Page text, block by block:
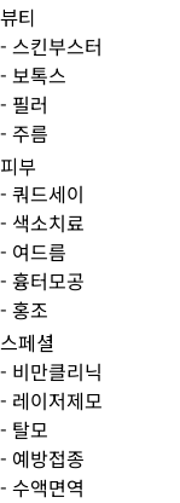
뷰티
- 스킨부스터
- 보톡스
- 필러
- 주름
피부
- 쿼드세이
- 색소치료
- 여드름
- 흉터모공
- 홍조
스페셜
- 비만클리닉
- 레이저제모
- 탈모
- 예방접종
- 수액면역